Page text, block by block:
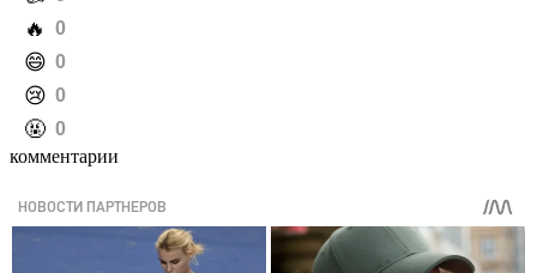
️🔥 0
️😄 0
️😢 0
️🤬 0
комментарии